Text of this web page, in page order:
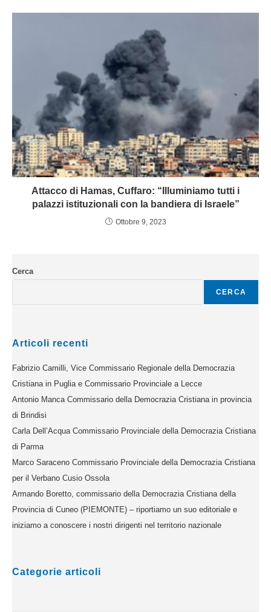
Attacco di Hamas, Cuffaro: “Illuminiamo tutti i
palazzi istituzionali con la bandiera di Israele”
Ottobre 9, 2023
Cerca
CERCA
Articoli recenti
Fabrizio Camilli, Vice Commissario Regionale della Democrazia
Cristiana in Puglia e Commissario Provinciale a Lecce
Antonio Manca Commissario della Democrazia Cristiana in provincia
di Brindisi
Carla Dell’Acqua Commissario Provinciale della Democrazia Cristiana
di Parma
Marco Saraceno Commissario Provinciale della Democrazia Cristiana
per il Verbano Cusio Ossola
Armando Boretto, commissario della Democrazia Cristiana della
Provincia di Cuneo (PIEMONTE) – riportiamo un suo editoriale e
iniziamo a conoscere i nostri dirigenti nel territorio nazionale
Categorie articoli